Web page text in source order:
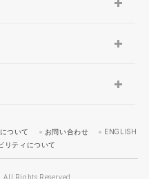
ついて お問い合わせ
ENGLISH
リティについて
Rights Reserved.